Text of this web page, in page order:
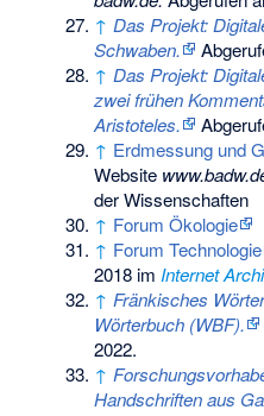
↑ Das Projekt:
Schwaben.
↑ Das Projekt:
zwei frühen
Aristoteles.
↑ Erdmessung und
Website
der Wissenschaften
↑ Forum Ökologie
↑ Forum Technologie
2018 im Internet
↑ Fränkisches
Wörterbuch (WBF).
2022.
↑
Handschriften aus